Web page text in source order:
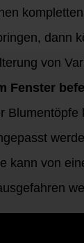
dann
von
Fenster
Blumentöpfe
kann von